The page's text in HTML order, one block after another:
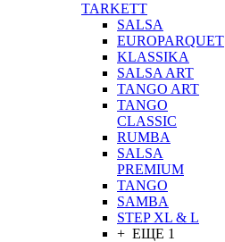
TARKETT
SALSA
EUROPARQUET
KLASSIKA
SALSA ART
TANGO ART
TANGO
CLASSIC
RUMBA
SALSA
PREMIUM
TANGO
SAMBA
STEP XL & L
+ ЕЩЕ 1